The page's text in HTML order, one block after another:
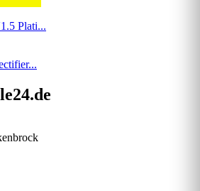
Plati...